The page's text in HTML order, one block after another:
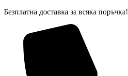
Skip
Безплатна доставка за всяка поръчка!